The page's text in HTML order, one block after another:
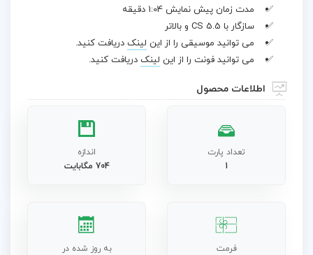
مدت زمان پیش نمایش 1:04 دقیقه
سازگار با CS 5.5 و بالاتر
می توانید موسیقی را از این لینک دریافت کنید.
می توانید فونت را از این لینک دریافت کنید.
اطلاعات محصول
تعداد پارت
1
اندازه
704 مگابایت
فرمت
به روز شده در